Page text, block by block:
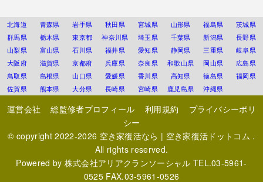
北海道 青森県 岩手県 秋田県 宮城県 山形県 福島県
茨城県
群馬県
栃木県 東京都 神奈川県 埼玉県 千葉県 新潟県
長野県
山梨県
富山県 石川県 福井県 愛知県 静岡県 三重県
岐阜県
大阪府
滋賀県 京都府 兵庫県 奈良県 和歌山県 岡山県
広島県
鳥取県
島根県 山口県 愛媛県 香川県 高知県 徳島県
福岡県
佐賀県
熊本県 大分県 長崎県 宮崎県 鹿児島県 沖縄県
運営会社 総監修者プロフィール 利用規約
プライバシーポリ
シー
© copyright 2022-2026 空き家復活なら | 空き家復活ドットコム .
All rights reserved.
Powered by 株式会社アリアクランソーシャル TEL.03-5961-
0525 FAX.03-5961-0526